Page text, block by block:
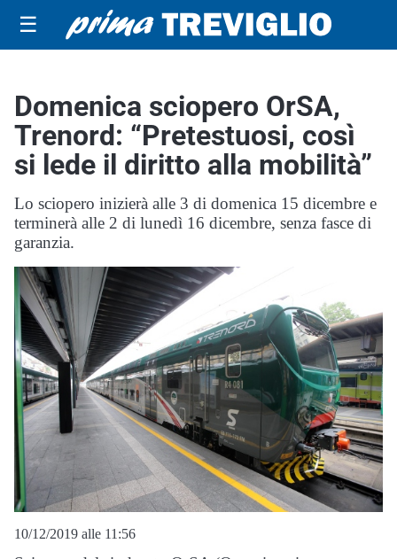
☰
Domenica sciopero OrSA,
Trenord: “Pretestuosi, così
si lede il diritto alla mobilità”
Lo sciopero inizierà alle 3 di domenica 15 dicembre e
terminerà alle 2 di lunedì 16 dicembre, senza fasce di
garanzia.
10/12/2019 alle 11:56